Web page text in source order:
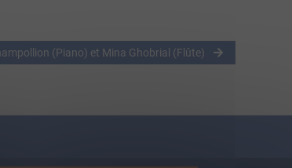
(Piano) et Mina Ghobrial (Flûte)